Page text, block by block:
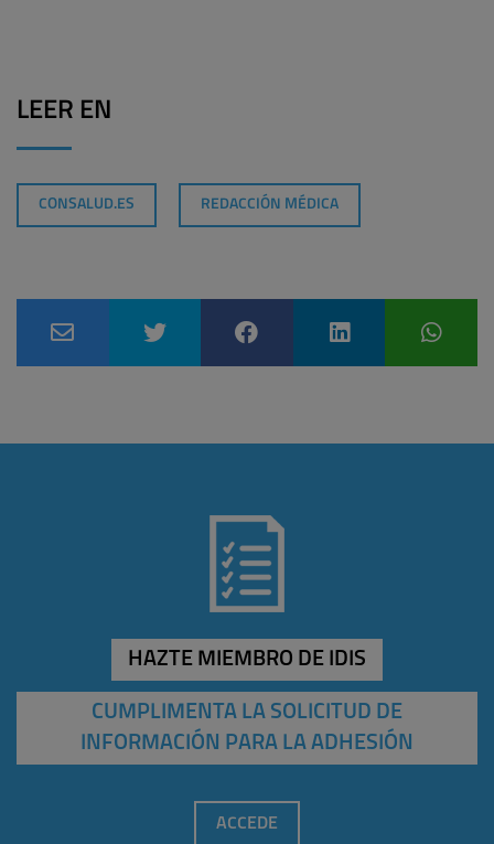
LEER EN
CONSALUD.ES REDACCIÓN MÉDICA
HAZTE MIEMBRO DE IDIS
CUMPLIMENTA LA SOLICITUD DE
INFORMACIÓN PARA LA ADHESIÓN
ACCEDE